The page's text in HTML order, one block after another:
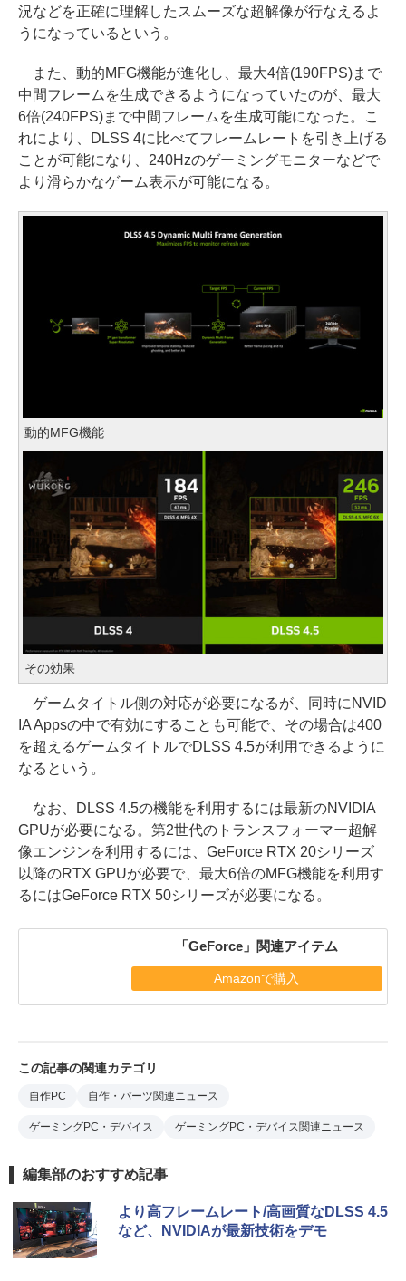
況などを正確に理解したスムーズな超解像が行なえるよ
うになっているという。
また、動的MFG機能が進化し、最大4倍(190FPS)まで
中間フレームを生成できるようになっていたのが、最大
6倍(240FPS)まで中間フレームを生成可能になった。こ
れにより、DLSS 4に比べてフレームレートを引き上げる
ことが可能になり、240Hzのゲーミングモニターなどで
より滑らかなゲーム表示が可能になる。
動的MFG機能
その効果
ゲームタイトル側の対応が必要になるが、同時にNVID
IA Appsの中で有効にすることも可能で、その場合は400
を超えるゲームタイトルでDLSS 4.5が利用できるように
なるという。
なお、DLSS 4.5の機能を利用するには最新のNVIDIA
GPUが必要になる。第2世代のトランスフォーマー超解
像エンジンを利用するには、GeForce RTX 20シリーズ
以降のRTX GPUが必要で、最大6倍のMFG機能を利用す
るにはGeForce RTX 50シリーズが必要になる。
「GeForce」関連アイテム
Amazonで購入
この記事の関連カテゴリ
自作PC 自作・パーツ関連ニュース
ゲーミングPC・デバイス ゲーミングPC・デバイス関連ニュース
編集部のおすすめ記事
より高フレームレート/高画質なDLSS 4.5
など、NVIDIAが最新技術をデモ